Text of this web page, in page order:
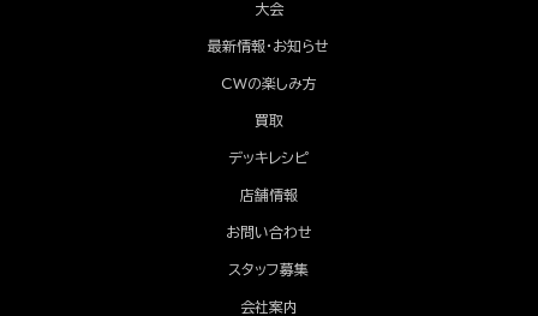
大会
最新情報・お知らせ
CWの楽しみ方
買取
デッキレシピ
店舗情報
お問い合わせ
スタッフ募集
会社案内